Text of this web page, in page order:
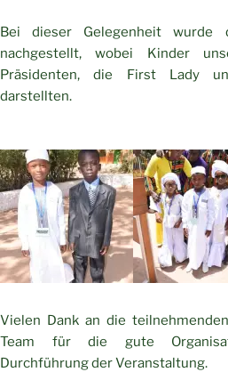
Bei dieser Gelegenheit wurde
nachgestellt, wobei Kinder
Präsidenten, die First Lady
darstellten.
Vielen Dank an die
Team für die gute
Durchführung der Veranstaltung.